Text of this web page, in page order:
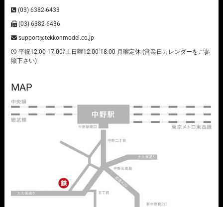
(03) 6382-6433
(03) 6382-6436
support@tekkonmodel.co.jp
平祝12:00-17:00/土日曜12:00-18:00 月曜定休 (営業日カレンダーをご参
照下さい)
MAP